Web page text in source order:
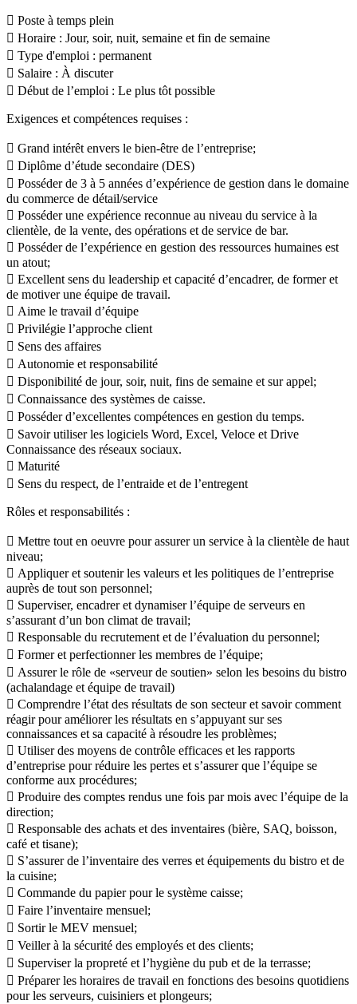
 Poste à temps plein
 Horaire : Jour, soir, nuit, semaine et fin de semaine
 Type d'emploi : permanent
 Salaire : À discuter
 Début de l’emploi : Le plus tôt possible
Exigences et compétences requises :
 Grand intérêt envers le bien-être de l’entreprise;
 Diplôme d’étude secondaire (DES)
 Posséder de 3 à 5 années d’expérience de gestion dans le domaine
du commerce de détail/service
 Posséder une expérience reconnue au niveau du service à la
clientèle, de la vente, des opérations et de service de bar.
 Posséder de l’expérience en gestion des ressources humaines est
un atout;
 Excellent sens du leadership et capacité d’encadrer, de former et
de motiver une équipe de travail.
 Aime le travail d’équipe
 Privilégie l’approche client
 Sens des affaires
 Autonomie et responsabilité
 Disponibilité de jour, soir, nuit, fins de semaine et sur appel;
 Connaissance des systèmes de caisse.
 Posséder d’excellentes compétences en gestion du temps.
 Savoir utiliser les logiciels Word, Excel, Veloce et Drive
Connaissance des réseaux sociaux.
 Maturité
 Sens du respect, de l’entraide et de l’entregent
Rôles et responsabilités :
 Mettre tout en oeuvre pour assurer un service à la clientèle de haut
niveau;
 Appliquer et soutenir les valeurs et les politiques de l’entreprise
auprès de tout son personnel;
 Superviser, encadrer et dynamiser l’équipe de serveurs en
s’assurant d’un bon climat de travail;
 Responsable du recrutement et de l’évaluation du personnel;
 Former et perfectionner les membres de l’équipe;
 Assurer le rôle de «serveur de soutien» selon les besoins du bistro
(achalandage et équipe de travail)
 Comprendre l’état des résultats de son secteur et savoir comment
réagir pour améliorer les résultats en s’appuyant sur ses
connaissances et sa capacité à résoudre les problèmes;
 Utiliser des moyens de contrôle efficaces et les rapports
d’entreprise pour réduire les pertes et s’assurer que l’équipe se
conforme aux procédures;
 Produire des comptes rendus une fois par mois avec l’équipe de la
direction;
 Responsable des achats et des inventaires (bière, SAQ, boisson,
café et tisane);
 S’assurer de l’inventaire des verres et équipements du bistro et de
la cuisine;
 Commande du papier pour le système caisse;
 Faire l’inventaire mensuel;
 Sortir le MEV mensuel;
 Veiller à la sécurité des employés et des clients;
 Superviser la propreté et l’hygiène du pub et de la terrasse;
 Préparer les horaires de travail en fonctions des besoins quotidiens
pour les serveurs, cuisiniers et plongeurs;